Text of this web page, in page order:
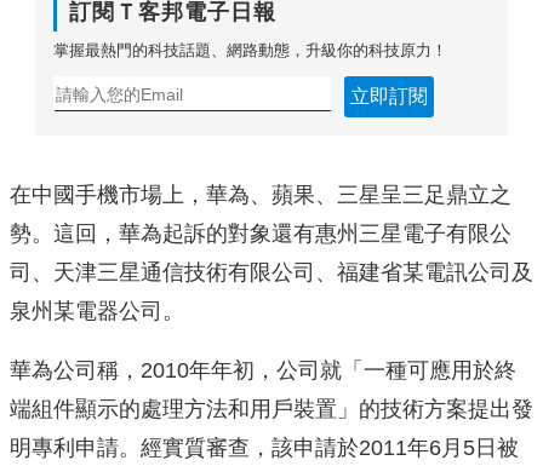
訂閱Ｔ客邦電子日報
掌握最熱門的科技話題、網路動態，升級你的科技原力！
立即訂閱
在中國手機市場上，華為、蘋果、三星呈三足鼎立之
勢。這回，華為起訴的對象還有惠州三星電子有限公
司、天津三星通信技術有限公司、福建省某電訊公司及
泉州某電器公司。
華為公司稱，2010年年初，公司就「一種可應用於終
端組件顯示的處理方法和用戶裝置」的技術方案提出發
明專利申請。經實質審查，該申請於2011年6月5日被